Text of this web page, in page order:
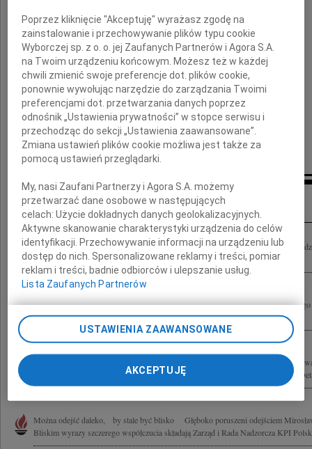
Rodzinie i Bliskim
wyrazy serdecznego współczucia
składają
Zarząd i pracownicy
Kulczyk Tradex Sp. z o.o. w Poznaniu
Inne kondolencje
Z głębokim żalem przyjęliśmy wiadomość o śmierci Mirosława Jasikowskiego
wyrazy szczerego współczucia Zarząd i pracownicy firmy Castrol Polska
Nie umiera ten, kto trwa w pamięci i sercach żywych Wyrazy głębokiego i
Pracownikom firmy Magro International z powodu śmierci Prezesa Mirosława...
Rodzinie i Bliskim serdeczne wyrazy współczucia z powodu śmierci Pana
Zarządu Magro International składają Dyrektor i pracownicy Przedstawicielstwa
Można odejść daleko, by stale być blisko Głęboko poruszeni odejściem
Bliskim wyrazy szczerego współczucia składają Zarząd i Rada Nadzorcza KPI
Poprzez kliknięcie "Akceptuję" wyrażasz zgodę na
zainstalowanie i przechowywanie plików typu cookie
Wyborczej sp. z o. o. jej Zaufanych Partnerów i Agora S.A.
na Twoim urządzeniu końcowym. Możesz też w każdej
chwili zmienić swoje preferencje dot. plików cookie,
ponownie wywołując narzędzie do zarządzania Twoimi
preferencjami dot. przetwarzania danych poprzez
odnośnik „Ustawienia prywatności” w stopce serwisu i
przechodząc do sekcji „Ustawienia zaawansowane”.
Zmiana ustawień plików cookie możliwa jest także za
pomocą ustawień przeglądarki.
My, nasi Zaufani Partnerzy i Agora S.A. możemy
przetwarzać dane osobowe w następujących
celach:Użycie dokładnych danych geolokalizacyjnych.
Aktywne skanowanie charakterystyki urządzenia do celów
identyfikacji. Przechowywanie informacji na urządzeniu lub
dostęp do nich. Spersonalizowane reklamy i treści, pomiar
reklam i treści, badnie odbiorców i ulepszanie usług.
Lista Zaufanych Partnerów
USTAWIENIA ZAAWANSOWANE
AKCEPTUJĘ